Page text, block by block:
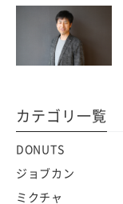
カテゴリ一覧
DONUTS
ジョブカン
ミクチャ